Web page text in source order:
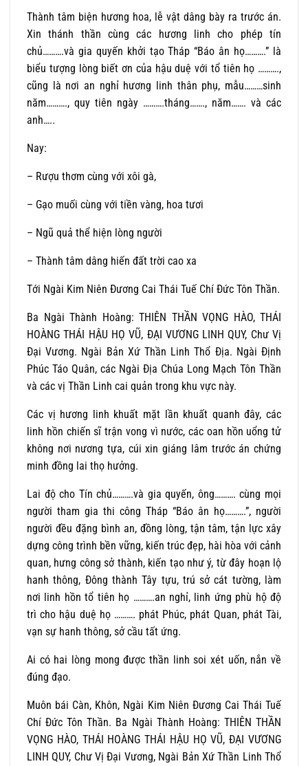
Thành tâm biện hương hoa, lễ vật dâng bày ra trước án.
Xin thánh thần cùng các hương linh cho phép tín
chủ……….và gia quyến khởi tạo Tháp “Báo ân họ……….” là
biểu tượng lòng biết ơn của hậu duệ với tổ tiên họ ……….,
cũng là nơi an nghỉ hương linh thân phụ, mẫu………sinh
năm………., quy tiên ngày ……….tháng……., năm……. và các
anh…..
Nay:
– Rượu thơm cùng với xôi gà,
– Gạo muối cùng với tiền vàng, hoa tươi
– Ngũ quả thể hiện lòng người
– Thành tâm dâng hiến đất trời cao xa
Tới Ngài Kim Niên Đương Cai Thái Tuế Chí Đức Tôn Thần.
Ba Ngài Thành Hoàng: THIÊN THẦN VỌNG HÀO, THÁI
HOÀNG THÁI HẬU HỌ VŨ, ĐẠI VƯƠNG LINH QUY, Chư Vị
Đại Vương. Ngài Bản Xứ Thần Linh Thổ Địa. Ngài Định
Phúc Táo Quân, các Ngài Địa Chúa Long Mạch Tôn Thần
và các vị Thần Linh cai quản trong khu vực này.
Các vị hương linh khuất mặt lần khuất quanh đây, các
linh hồn chiến sĩ trận vong vì nước, các oan hồn uổng tử
không nơi nương tựa, cúi xin giáng lâm trước án chứng
minh đồng lai thọ hưởng.
Lai độ cho Tín chủ……….và gia quyến, ông………. cùng mọi
người tham gia thi công Tháp “Báo ân họ……….”, người
người đều đặng bình an, đồng lòng, tận tâm, tận lực xây
dựng công trình bền vững, kiến trúc đẹp, hài hòa với cảnh
quan, hưng công sở thành, kiến tạo như ý, từ đây hoạn lộ
hanh thông, Đông thành Tây tựu, trú sở cát tường, làm
nơi linh hồn tổ tiên họ ……….an nghỉ, linh ứng phù hộ độ
trì cho hậu duệ họ ………. phát Phúc, phát Quan, phát Tài,
vạn sự hanh thông, sở cầu tất ứng.
Ai có hai lòng mong được thần linh soi xét uốn, nắn về
đúng đạo.
Muôn bái Càn, Khôn, Ngài Kim Niên Đương Cai Thái Tuế
Chí Đức Tôn Thần. Ba Ngài Thành Hoàng: THIÊN THẦN
VỌNG HÀO, THÁI HOÀNG THÁI HẬU HỌ VŨ, ĐẠI VƯƠNG
LINH QUY, Chư Vị Đại Vương, Ngài Bản Xứ Thần Linh Thổ